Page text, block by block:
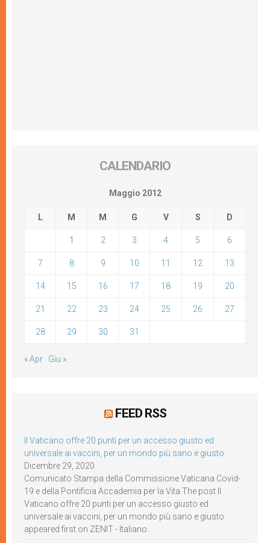
CALENDARIO
Maggio 2012
L M M G V S D
1 2 3 4 5 6
7 8 9 10 11 12 13
14 15 16 17 18 19 20
21 22 23 24 25 26 27
28 29 30 31
« Apr Giu »
FEED RSS
Il Vaticano offre 20 punti per un accesso giusto ed
universale ai vaccini, per un mondo più sano e giusto
Dicembre 29, 2020
Comunicato Stampa della Commissione Vaticana Covid-
19 e della Pontificia Accademia per la Vita The post Il
Vaticano offre 20 punti per un accesso giusto ed
universale ai vaccini, per un mondo più sano e giusto
appeared first on ZENIT - Italiano.